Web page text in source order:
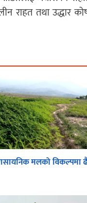
राहत तथा उद्धार
मलको विकल्पमा